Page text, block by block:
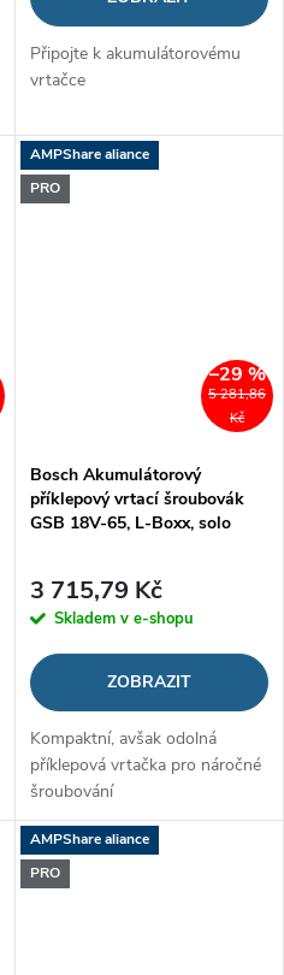
Připojte k akumulátorovému
vrtačce
AMPShare aliance
PRO
5 281,86
Kč
–29 %
Bosch Akumulátorový
příklepový vrtací šroubovák
GSB 18V-65, L-Boxx, solo
3 715,79 Kč
Skladem v e-shopu
ZOBRAZIT
Kompaktní, avšak odolná
příklepová vrtačka pro náročné
šroubování
AMPShare aliance
PRO